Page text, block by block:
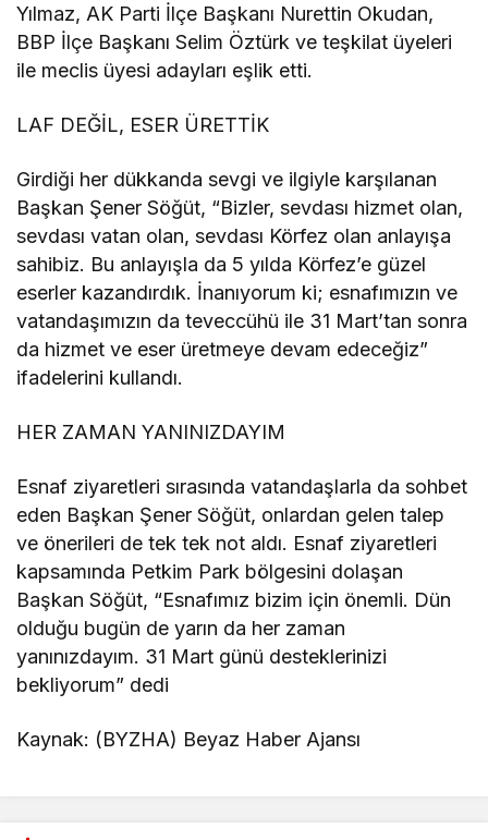
Yılmaz, AK Parti İlçe Başkanı Nurettin Okudan,
BBP İlçe Başkanı Selim Öztürk ve teşkilat üyeleri
ile meclis üyesi adayları eşlik etti.
LAF DEĞİL, ESER ÜRETTİK
Girdiği her dükkanda sevgi ve ilgiyle karşılanan
Başkan Şener Söğüt, “Bizler, sevdası hizmet olan,
sevdası vatan olan, sevdası Körfez olan anlayışa
sahibiz. Bu anlayışla da 5 yılda Körfez’e güzel
eserler kazandırdık. İnanıyorum ki; esnafımızın ve
vatandaşımızın da teveccühü ile 31 Mart’tan sonra
da hizmet ve eser üretmeye devam edeceğiz”
ifadelerini kullandı.
HER ZAMAN YANINIZDAYIM
Esnaf ziyaretleri sırasında vatandaşlarla da sohbet
eden Başkan Şener Söğüt, onlardan gelen talep
ve önerileri de tek tek not aldı. Esnaf ziyaretleri
kapsamında Petkim Park bölgesini dolaşan
Başkan Söğüt, “Esnafımız bizim için önemli. Dün
olduğu bugün de yarın da her zaman
yanınızdayım. 31 Mart günü desteklerinizi
bekliyorum” dedi
Kaynak: (BYZHA) Beyaz Haber Ajansı